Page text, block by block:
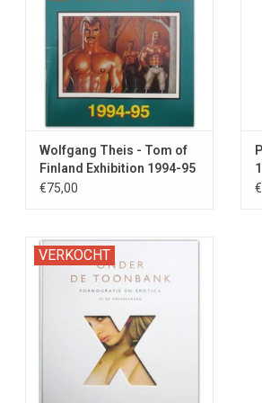
TOEVOEGEN AAN WINKELWAGEN
Wolfgang Theis - Tom of
Finland Exhibition 1994-95
€75,00
VERKOCHT
Standaardwerk met overzicht van
ruim drie eeuwen porno industrie
in Nederland.